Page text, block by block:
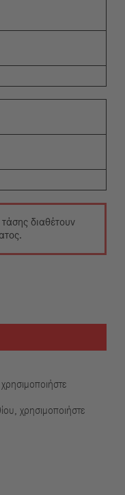
διαθέτουν
χρησιμοποιήστε